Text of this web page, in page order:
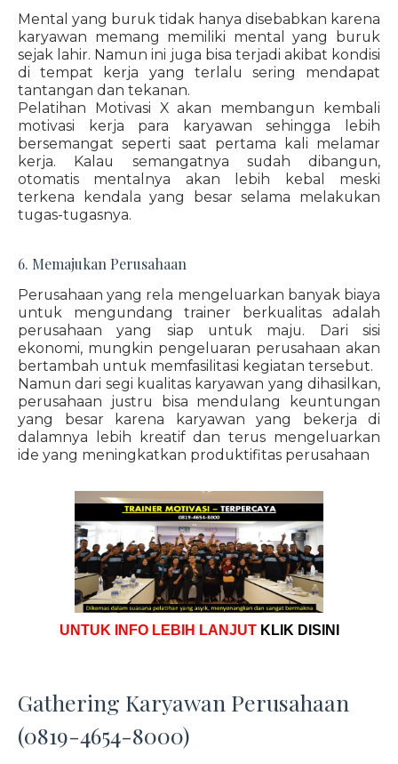
Mental yang buruk tidak hanya disebabkan karena
karyawan memang memiliki mental yang buruk
sejak lahir. Namun ini juga bisa terjadi akibat kondisi
di tempat kerja yang terlalu sering mendapat
tantangan dan tekanan.
Pelatihan Motivasi X akan membangun kembali
motivasi kerja para karyawan sehingga lebih
bersemangat seperti saat pertama kali melamar
kerja. Kalau semangatnya sudah dibangun,
otomatis mentalnya akan lebih kebal meski
terkena kendala yang besar selama melakukan
tugas-tugasnya.
6. Memajukan Perusahaan
Perusahaan yang rela mengeluarkan banyak biaya
untuk mengundang trainer berkualitas adalah
perusahaan yang siap untuk maju. Dari sisi
ekonomi, mungkin pengeluaran perusahaan akan
bertambah untuk memfasilitasi kegiatan tersebut.
Namun dari segi kualitas karyawan yang dihasilkan,
perusahaan justru bisa mendulang keuntungan
yang besar karena karyawan yang bekerja di
dalamnya lebih kreatif dan terus mengeluarkan
ide yang meningkatkan produktifitas perusahaan
UNTUK INFO LEBIH LANJUT KLIK DISINI
Gathering Karyawan Perusahaan
(0819-4654-8000)